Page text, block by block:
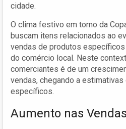
cidade.
O clima festivo em torno da
buscam itens relacionados ao
vendas de produtos
do comércio local. Neste
comerciantes é de um
vendas, chegando a
específicos.
Aumento nas